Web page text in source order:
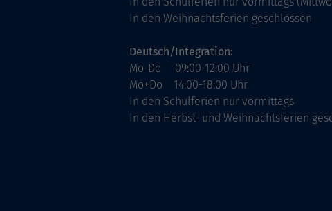
In den Weihnachtsferien geschlossen
Deutsch/Integration:
Mo-Do 09:00-12:00 Uhr
Mo+Do 14:00-18:00 Uhr
In den Schulferien nur vormittags
In den Herbst- und Weihnachtsferien